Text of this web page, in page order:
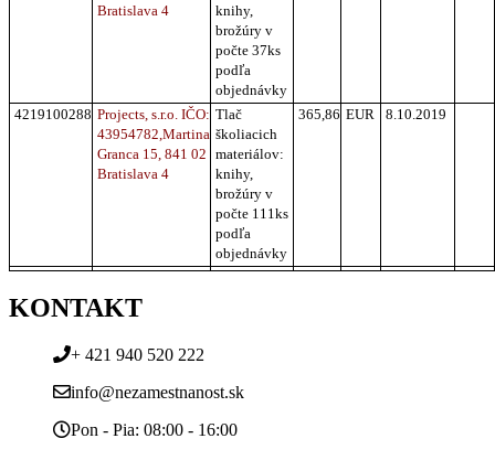
Bratislava 4
knihy,
brožúry v
počte 37ks
podľa
objednávky
4219100288 Projects, s.r.o. IČO:
43954782, Martina
Granca 15, 841 02
Bratislava 4
Tlač
školiacich
materiálov:
knihy,
brožúry v
počte 111ks
podľa
objednávky
365,86 EUR 8.10.2019
KONTAKT
+ 421 940 520 222
info@nezamestnanost.sk
Pon - Pia: 08:00 - 16:00